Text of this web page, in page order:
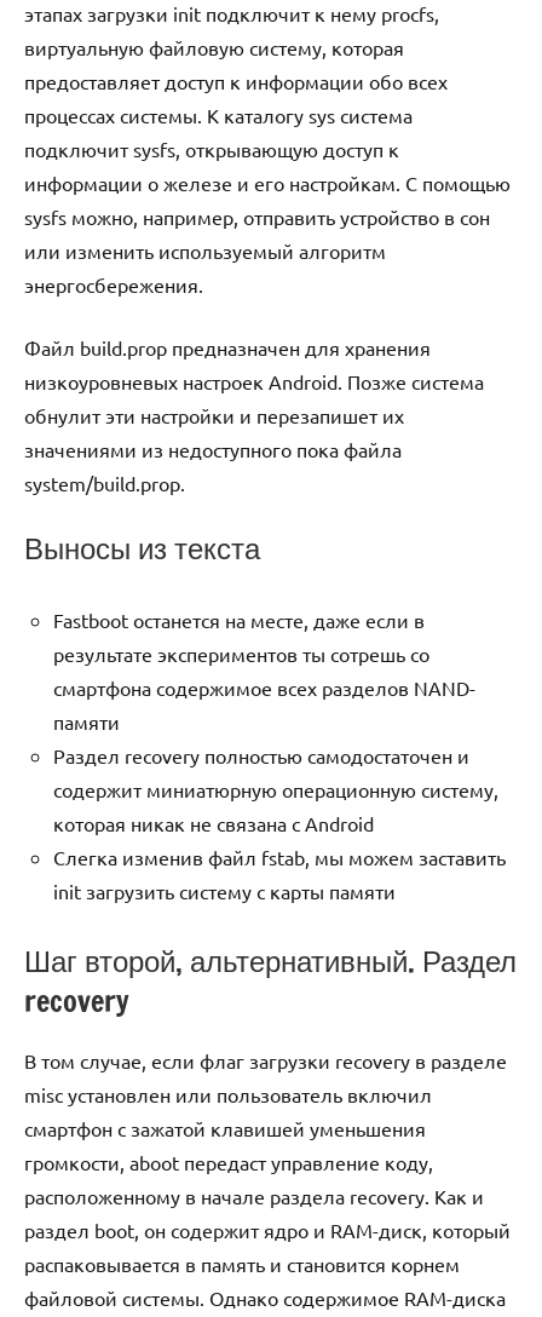
этапах загрузки init подключит к нему procfs,
виртуальную файловую систему, которая
предоставляет доступ к информации обо всех
процессах системы. К каталогу sys система
подключит sysfs, открывающую доступ к
информации о железе и его настройкам. С помощью
sysfs можно, например, отправить устройство в сон
или изменить используемый алгоритм
энергосбережения.
Файл build.prop предназначен для хранения
низкоуровневых настроек Android. Позже система
обнулит эти настройки и перезапишет их
значениями из недоступного пока файла
system/build.prop.
Выносы из текста
Fastboot останется на месте, даже если в
результате экспериментов ты сотрешь со
смартфона содержимое всех разделов NAND-
памяти
Раздел recovery полностью самодостаточен и
содержит миниатюрную операционную систему,
которая никак не связана с Android
Слегка изменив файл fstab, мы можем заставить
init загрузить систему с карты памяти
Шаг второй, альтернативный. Раздел
recovery
В том случае, если флаг загрузки recovery в разделе
misc установлен или пользователь включил
смартфон с зажатой клавишей уменьшения
громкости, aboot передаст управление коду,
расположенному в начале раздела recovery. Как и
раздел boot, он содержит ядро и RAM-диск, который
распаковывается в память и становится корнем
файловой системы. Однако содержимое RAM-диска